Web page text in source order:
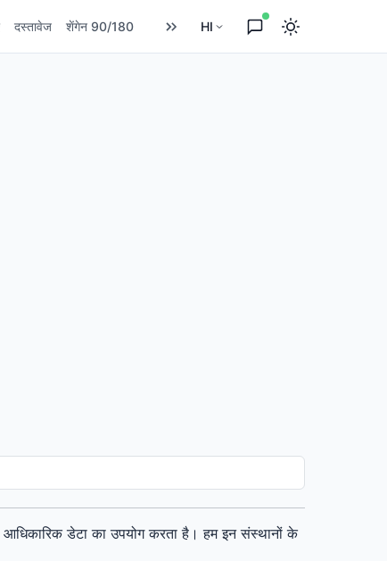
दस्तावेज शेंगेन 90/180 HI
डेटा का उपयोग करता है। हम इन संस्थानों के